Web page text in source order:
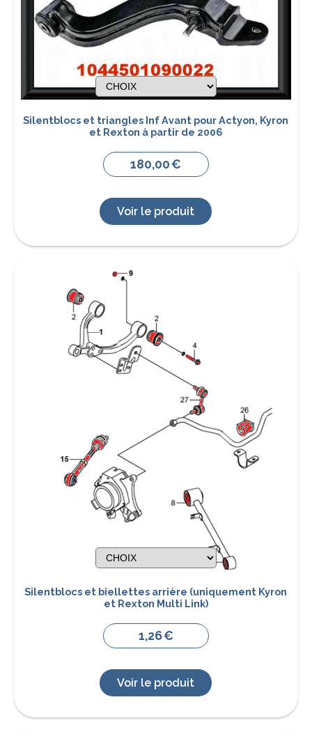
Silentblocs et triangles Inf Avant pour Actyon, Kyron
et Rexton à partir de 2006
180,00€
Voir le produit
Silentblocs et biellettes arrière (uniquement Kyron
et Rexton Multi Link)
1,26€
Voir le produit